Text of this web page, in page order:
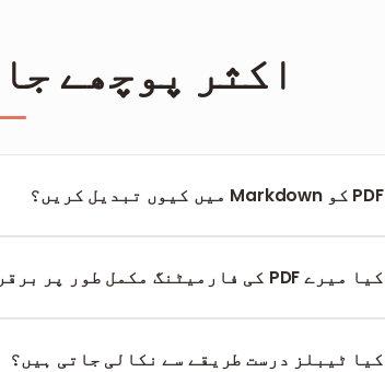
اکثر پوچھے
PDF کو Markdown میں کیوں تبدیل کریں؟
کیا میرے PDF کی فارمیٹنگ مکمل طور پر برقرار رہے گی؟
تاہم، فائل کو ہلکا پھلکا رکھنے کے لیے جدید
کیا ٹیبلز درست طریقے سے نکالی جاتی ہیں؟